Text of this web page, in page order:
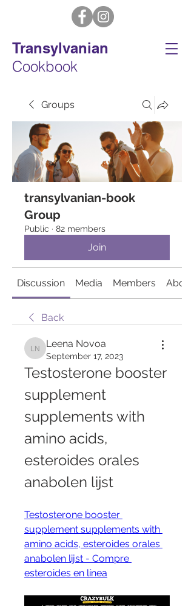
Transylvanian
Cookbook
Groups
transylvanian-book
Group
Public · 82 members
Join
Discussion Media Members About
Back
Leena Novoa
Leena Novoa
September 17, 2023
Testosterone booster
supplement
supplements with
amino acids,
esteroides orales
anabolen lijst
Testosterone booster
supplement supplements with
amino acids, esteroides orales
anabolen lijst - Compre
esteroides en línea